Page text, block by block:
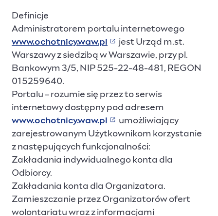
Definicje
Administratorem portalu internetowego
www.ochotnicy.waw.pl
(Link prowadzi do strony
jest Urząd m.st.
Warszawy z siedzibą w Warszawie, przy pl.
Bankowym 3/5, NIP 525-22-48-481, REGON
015259640.
Portalu – rozumie się przez to serwis
internetowy dostępny pod adresem
www.ochotnicy.waw.pl
(Link prowadzi do strony
umożliwiający
zarejestrowanym Użytkownikom korzystanie
z następujących funkcjonalności:
Zakładania indywidualnego konta dla
Odbiorcy.
Zakładania konta dla Organizatora.
Zamieszczanie przez Organizatorów ofert
wolontariatu wraz z informacjami